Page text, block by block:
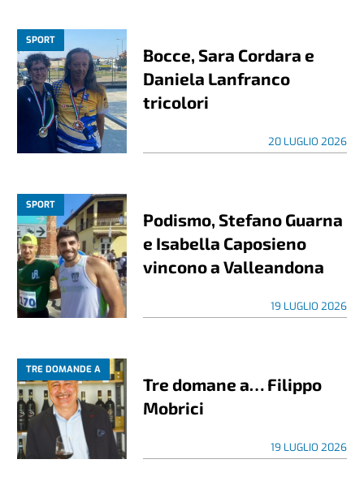
SPORT
Bocce, Sara Cordara e
Daniela Lanfranco
tricolori
20 LUGLIO 2026
SPORT
Podismo, Stefano Guarna
e Isabella Caposieno
vincono a Valleandona
19 LUGLIO 2026
TRE DOMANDE A
Tre domane a… Filippo
Mobrici
19 LUGLIO 2026